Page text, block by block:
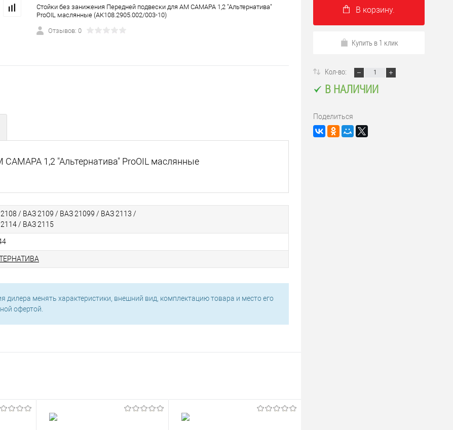
Стойки без занижения Передней подвески для AM САМАРА 1,2 "Альтернатива"
ProOIL маслянные (АК108.2905.002/003-10)
Отзывов: 0
САМАРА 1,2 "Альтернатива" ProOIL маслянные
/ ВАЗ 2109 / ВАЗ 21099 / ВАЗ 2113 /
/ ВАЗ 2115
дилера менять характеристики, внешний вид, комплектацию товара и место его
офертой.
В корзину.
Купить в 1 клик
Кол-во:
В НАЛИЧИИ
Поделиться